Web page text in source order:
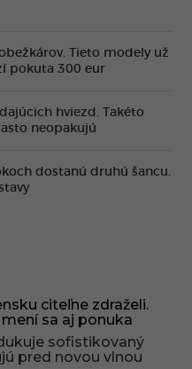
Tieto modely už
pokuta 300 eur
hviezd. Takéto
neopakujú
dostanú druhú šancu.
citeľne zdraželi.
sa aj ponuka
sofistikovaný
pred novou vlnou